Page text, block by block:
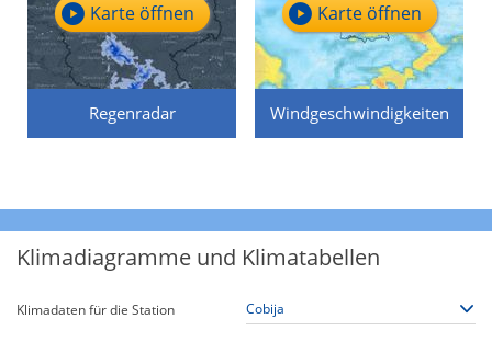
Regenradar
Karte öffnen
Windgeschwindigkeiten
Karte öffnen
Klimadiagramme und Klimatabellen
Klimadaten für die Station